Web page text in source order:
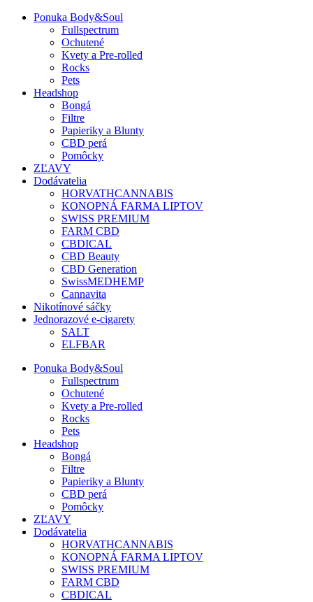
Ponuka Body&Soul
Fullspectrum
Ochutené
Kvety a Pre-rolled
Rocks
Pets
Headshop
Bongá
Filtre
Papieriky a Blunty
CBD perá
Pomôcky
ZĽAVY
Dodávatelia
HORVATHCANNABIS
KONOPNÁ FARMA LIPTOV
SWISS PREMIUM
FARM CBD
CBDICAL
CBD Beauty
CBD Generation
SwissMEDHEMP
Cannavita
Nikotínové sáčky
Jednorazové e-cigarety
SALT
ELFBAR
Ponuka Body&Soul
Fullspectrum
Ochutené
Kvety a Pre-rolled
Rocks
Pets
Headshop
Bongá
Filtre
Papieriky a Blunty
CBD perá
Pomôcky
ZĽAVY
Dodávatelia
HORVATHCANNABIS
KONOPNÁ FARMA LIPTOV
SWISS PREMIUM
FARM CBD
CBDICAL